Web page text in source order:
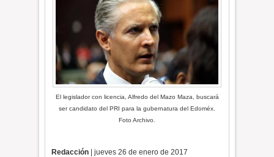
El legislador con licencia, Alfredo del Mazo Maza, buscará
ser candidato del PRI para la gubernatura del Edoméx.
Foto Archivo.
Redacción | jueves 26 de enero de 2017